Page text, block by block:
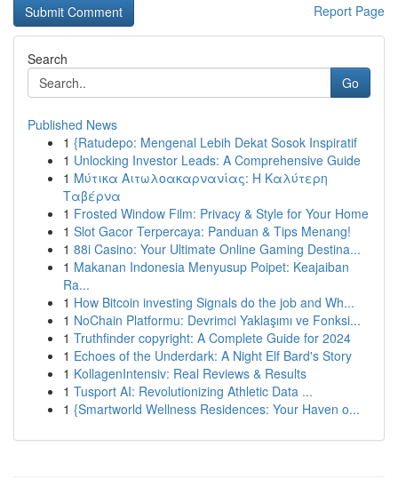
Report Page
Search
Go
Published News
1 {Ratudepo: Mengenal Lebih Dekat Sosok Inspiratif
1 Unlocking Investor Leads: A Comprehensive Guide
1 Μύτικα Αιτωλοακαρνανίας: Η Καλύτερη
Ταβέρνα
1 Frosted Window Film: Privacy & Style for Your Home
1 Slot Gacor Terpercaya: Panduan & Tips Menang!
1 88i Casino: Your Ultimate Online Gaming Destina...
1 Makanan Indonesia Menyusup Poipet: Keajaiban
Ra...
1 How Bitcoin investing Signals do the job and Wh...
1 NoChain Platformu: Devrimci Yaklaşımı ve Fonksi...
1 Truthfinder copyright: A Complete Guide for 2024
1 Echoes of the Underdark: A Night Elf Bard's Story
1 KollagenIntensiv: Real Reviews & Results
1 Tusport AI: Revolutionizing Athletic Data ...
1 {Smartworld Wellness Residences: Your Haven o...